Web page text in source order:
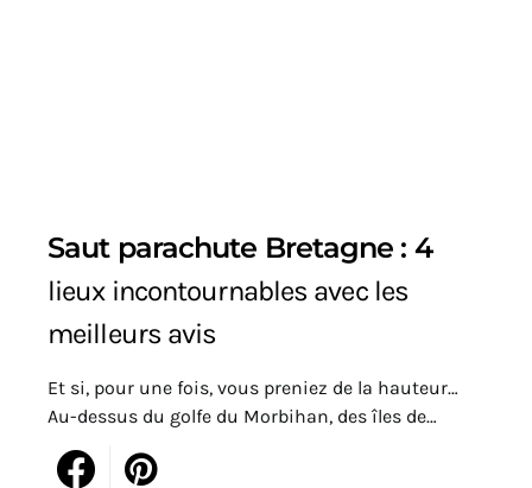
Saut parachute Bretagne : 4
lieux incontournables avec les
meilleurs avis
Et si, pour une fois, vous preniez de la hauteur…
Au-dessus du golfe du Morbihan, des îles de…